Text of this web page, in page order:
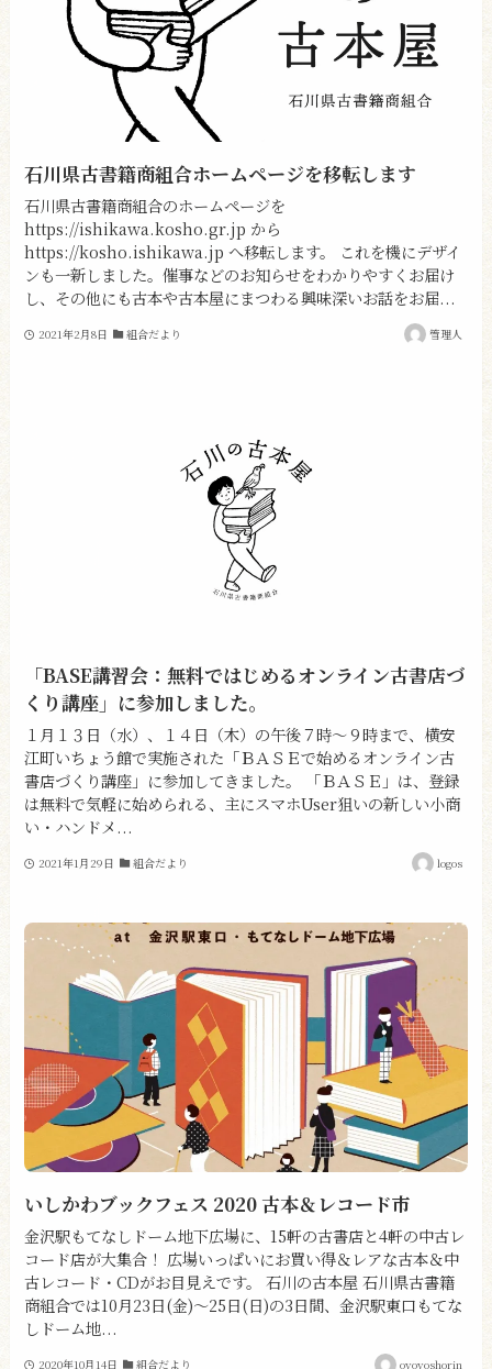
石川県古書籍商組合ホームページを移転します
石川県古書籍商組合のホームページを
https://ishikawa.kosho.gr.jp から
https://kosho.ishikawa.jp へ移転します。 これを機にデザイ
ンも一新しました。催事などのお知らせをわかりやすくお届け
し、その他にも古本や古本屋にまつわる興味深いお話をお届...
2021年2月8日 組合だより 管理人
「BASE講習会：無料ではじめるオンライン古書店づ
くり講座」に参加しました。
１月１３日（水）、１４日（木）の午後７時～９時まで、横安
江町いちょう館で実施された「ＢＡＳＥで始めるオンライン古
書店づくり講座」に参加してきました。 「ＢＡＳＥ」は、登録
は無料で気軽に始められる、主にスマホUser狙いの新しい小商
い・ハンドメ...
2021年1月29日 組合だより logos
いしかわブックフェス 2020 古本＆レコード市
金沢駅もてなしドーム地下広場に、15軒の古書店と4軒の中古レ
コード店が大集合！ 広場いっぱいにお買い得＆レアな古本＆中
古レコード・CDがお目見えです。 石川の古本屋 石川県古書籍
商組合では10月23日(金)〜25日(日)の3日間、金沢駅東口もてな
しドーム地...
2020年10月14日 組合だより oyoyoshorin